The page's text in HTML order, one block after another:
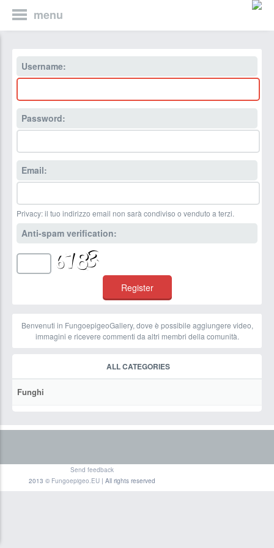
menu
Username:
Password:
Email:
Privacy: il tuo indirizzo email non sarà condiviso o venduto a terzi.
Anti-spam verification:
Benvenuti in FungoepigeoGallery, dove è possibile aggiungere video,
immagini e ricevere commenti da altri membri della comunità.
ALL CATEGORIES
Funghi
Send feedback
2013 © Fungoepigeo.EU| All rights reserved